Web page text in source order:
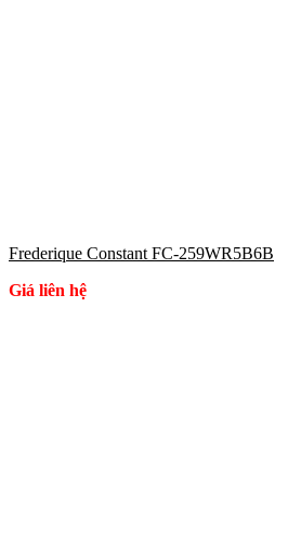
Frederique Constant FC-259WR5B6B
Giá liên hệ